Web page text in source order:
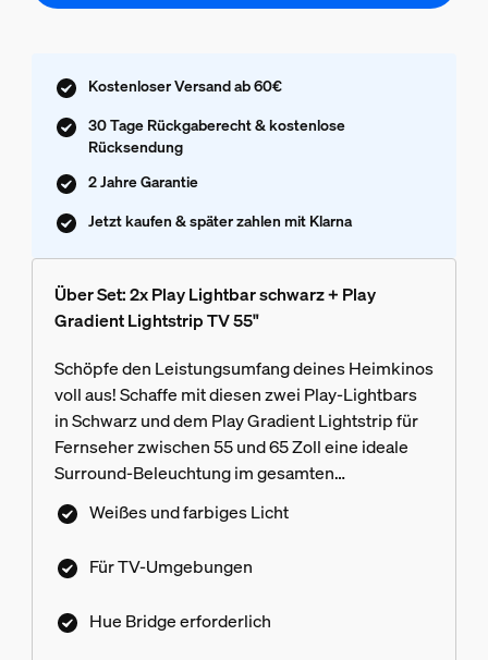
Kostenloser Versand ab 60€
30 Tage Rückgaberecht & kostenlose
Rücksendung
2 Jahre Garantie
Jetzt kaufen & später zahlen mit Klarna
Über Set: 2x Play Lightbar schwarz + Play
Gradient Lightstrip TV 55"
Schöpfe den Leistungsumfang deines Heimkinos
voll aus! Schaffe mit diesen zwei Play-Lightbars
in Schwarz und dem Play Gradient Lightstrip für
Fernseher zwischen 55 und 65 Zoll eine ideale
Surround-Beleuchtung im gesamten
Fernsehbereich.
Weißes und farbiges Licht
Für TV-Umgebungen
Hue Bridge erforderlich